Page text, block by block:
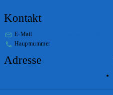
Kontakt
E-Mail
Hauptnummer
Adresse